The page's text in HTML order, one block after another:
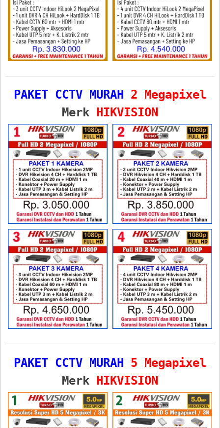
PAKET CCTV MURAH
2 Megapixel
Merk
HIKVISION
PAKET CCTV MURAH 5 Megapixel
Merk HIKVISION